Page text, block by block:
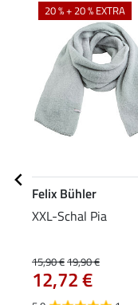
20 % + 20 % EXTRA
Felix Bühler
XXL-Schal Pia
15,90 €19,90 €
12,72 €